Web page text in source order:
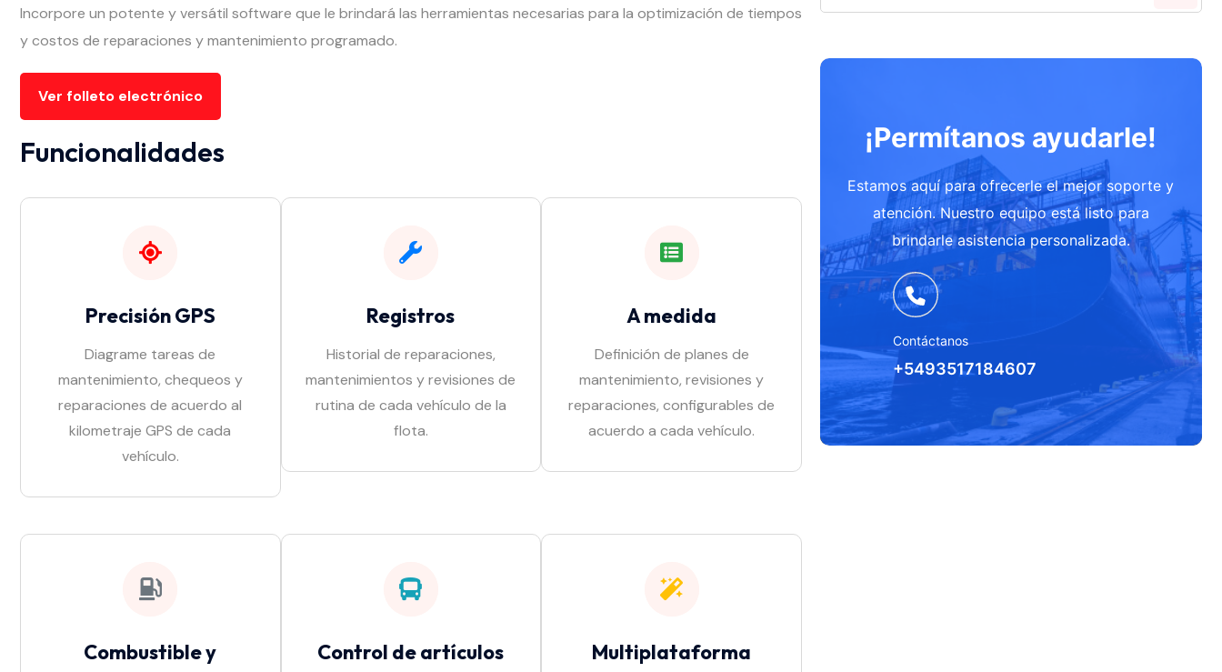
Incorpore un potente y versátil software que le brindará las herramientas necesarias para la optimización de tiempos
y costos de reparaciones y mantenimiento programado.
Ver folleto electrónico
Funcionalidades
Precisión GPS
Diagrame tareas de
mantenimiento, chequeos y
reparaciones de acuerdo al
kilometraje GPS de cada
vehículo.
Registros
Historial de reparaciones,
mantenimientos y revisiones de
rutina de cada vehículo de la
flota.
A medida
Definición de planes de
mantenimiento, revisiones y
reparaciones, configurables de
acuerdo a cada vehículo.
Combustible y
Control de artículos Multiplataforma
¡Permítanos ayudarle!
Estamos aquí para ofrecerle el mejor soporte y
atención. Nuestro equipo está listo para
brindarle asistencia personalizada.
Contáctanos
+5493517184607